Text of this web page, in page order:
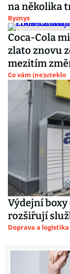
na několika
Byznys
Coca-Cola
zlato znovu
mezitím
Co vám (ne)uteklo
Výdejní boxy
rozšiřují
Doprava a logistika